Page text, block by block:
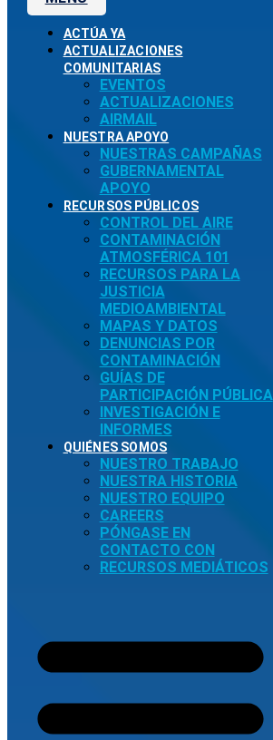
ACTÚA YA
ACTUALIZACIONES
COMUNITARIAS
EVENTOS
ACTUALIZACIONES
AIRMAIL
NUESTRA APOYO
NUESTRAS CAMPAÑAS
GUBERNAMENTAL
APOYO
RECURSOS PÚBLICOS
CONTROL DEL AIRE
CONTAMINACIÓN
ATMOSFÉRICA 101
RECURSOS PARA LA
JUSTICIA
MEDIOAMBIENTAL
MAPAS Y DATOS
DENUNCIAS POR
CONTAMINACIÓN
GUÍAS DE
PARTICIPACIÓN PÚBLICA
INVESTIGACIÓN E
INFORMES
QUIÉNES SOMOS
NUESTRO TRABAJO
NUESTRA HISTORIA
NUESTRO EQUIPO
CAREERS
PÓNGASE EN
CONTACTO CON
RECURSOS MEDIÁTICOS